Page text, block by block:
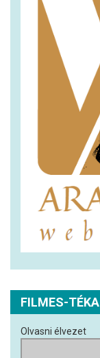
FILMES-TÉKA
Olvasni élvezet